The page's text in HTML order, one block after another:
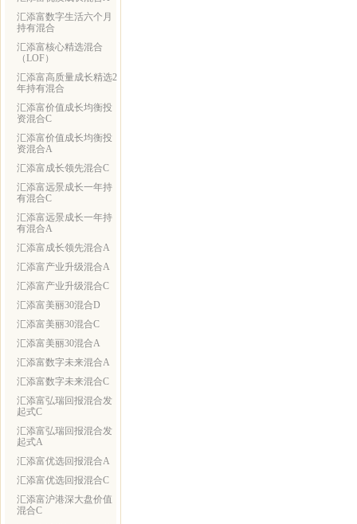
汇添富数字生活六个月
持有混合
汇添富核心精选混合
（LOF）
汇添富高质量成长精选2
年持有混合
汇添富价值成长均衡投
资混合C
汇添富价值成长均衡投
资混合A
汇添富成长领先混合C
汇添富远景成长一年持
有混合C
汇添富远景成长一年持
有混合A
汇添富成长领先混合A
汇添富产业升级混合A
汇添富产业升级混合C
汇添富美丽30混合D
汇添富美丽30混合C
汇添富美丽30混合A
汇添富数字未来混合A
汇添富数字未来混合C
汇添富弘瑞回报混合发
起式C
汇添富弘瑞回报混合发
起式A
汇添富优选回报混合A
汇添富优选回报混合C
汇添富沪港深大盘价值
混合C